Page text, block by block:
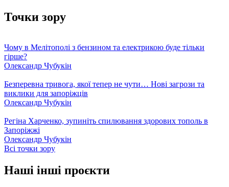
Точки зору
Чому в Мелітополі з бензином та електрикою буде тільки
гірше?
Олександр Чубукін
Безперевна тривога, якої тепер не чути… Нові загрози та
виклики для запоріжців
Олександр Чубукін
Регіна Харченко, зупиніть спилювання здорових тополь в
Запоріжжі
Олександр Чубукін
Всі точки зору
Наші інші проєкти